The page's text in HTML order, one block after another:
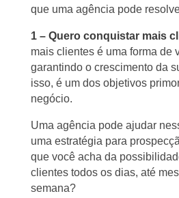
que uma agência pode
1 – Quero conquistar mais
mais clientes é uma forma de
garantindo o crescimento da
isso, é um dos objetivos
negócio.
Uma agência pode ajudar
uma estratégia para
que você acha da
clientes todos os dias, até
semana?